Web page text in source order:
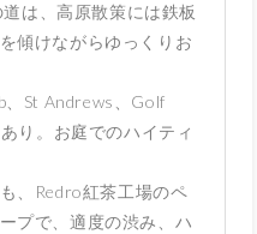
は、高原散策には鉄板
傾けながらゆっくりお
St Andrews、Golf
り。お庭でのハイティ
、Redro紅茶工場のペ
プで、適度の渋み、ハ